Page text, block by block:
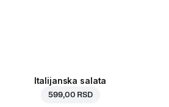
Italijanska salata
599,00 RSD